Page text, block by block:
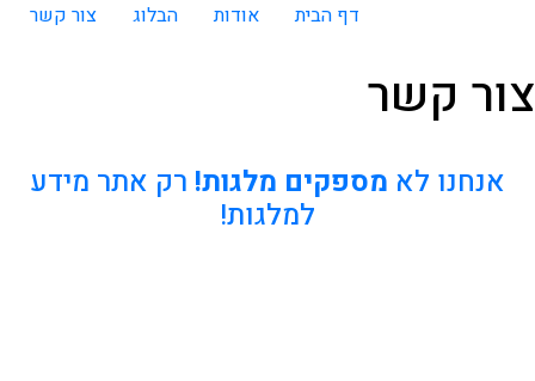
דף הבית אודות הבלוג צור קשר
צור קשר
אנחנו לא מספקים מלגות! רק אתר מידע
למלגות!